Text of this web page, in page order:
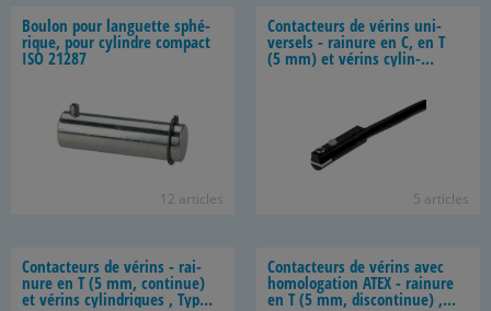
Bou­lon pour lan­guette sphé­
rique, pour cy­lindre com­pact
ISO 21287
12 ar­ticles
Contac­teurs de vé­rins uni­
ver­sels - rai­nure en C, en T
(5 mm) et vé­rins cy­lin­
5 ar­ticles
Contac­teurs de vé­rins - rai­
nure en T (5 mm, conti­nue)
et vé­rins cy­lin­driques , Type
Contac­teurs de vé­rins avec
ho­mo­lo­ga­tion ATEX - rai­nure
en T (5 mm, dis­con­ti­nue) ,